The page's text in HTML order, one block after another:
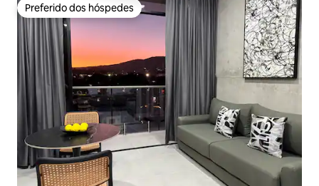
Preferido dos hóspedes
Preferido dos hóspedes